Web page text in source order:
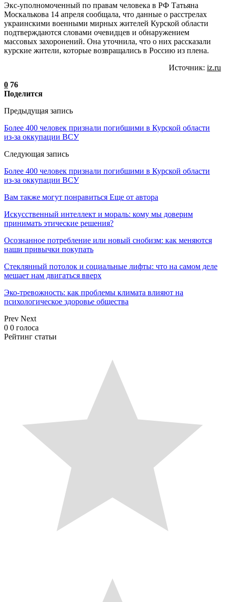
Экс-уполномоченный по правам человека в РФ Татьяна
Москалькова 14 апреля сообщала, что данные о расстрелах
украинскими военными мирных жителей Курской области
подтверждаются словами очевидцев и обнаружением
массовых захоронений. Она уточнила, что о них рассказали
курские жители, которые возвращались в Россию из плена.
Источник: iz.ru
0 76
Поделится
Предыдущая запись
Более 400 человек признали погибшими в Курской области
из-за оккупации ВСУ
Следующая запись
Более 400 человек признали погибшими в Курской области
из-за оккупации ВСУ
Вам также могут понравиться Еще от автора
Искусственный интеллект и мораль: кому мы доверим
принимать этические решения?
Осознанное потребление или новый снобизм: как меняются
наши привычки покупать
Стеклянный потолок и социальные лифты: что на самом деле
мешает нам двигаться вверх
Эко-тревожность: как проблемы климата влияют на
психологическое здоровье общества
Prev Next
0 0 голоса
Рейтинг статьи